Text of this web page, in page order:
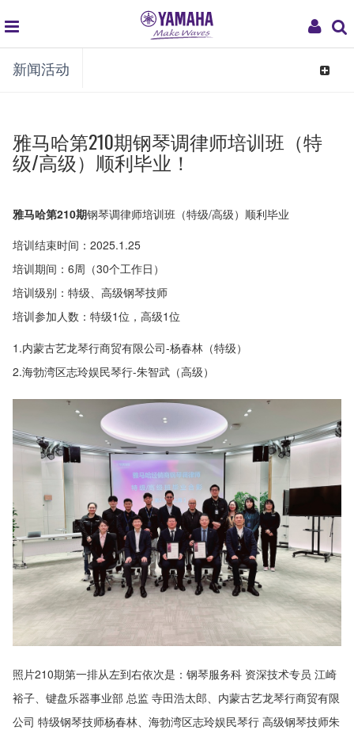
My
global
navigation
新闻活动
Toggle
雅马哈第210期钢琴调律师培训班（特
级/高级）顺利毕业！
雅马哈第210期钢琴调律师培训班（特级/高级）顺利毕业
培训结束时间：2025.1.25
培训期间：6周（30个工作日）
培训级别：特级、高级钢琴技师
培训参加人数：特级1位，高级1位
1.内蒙古艺龙琴行商贸有限公司-杨春林（特级）
2.海勃湾区志玲娱民琴行-朱智武（高级）
照片210期第一排从左到右依次是：钢琴服务科 资深技术专员 江崎
裕子、键盘乐器事业部 总监 寺田浩太郎、内蒙古艺龙琴行商贸有限
公司 特级钢琴技师杨春林、海勃湾区志玲娱民琴行 高级钢琴技师朱